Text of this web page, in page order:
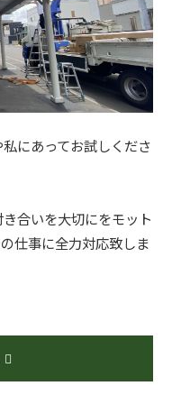
にあってお試しくださ
合いを大切にをモット
仕事に全力対応致しま